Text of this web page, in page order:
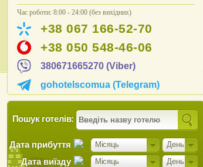
Час роботи: 8:00 - 24:00 (без вихідних)
+38 067 166-52-70
+38 050 548-46-06
380671665270 (Viber)
gohotelscomua (Telegram)
Пошук готелів:
Місяць День
Дата прибуття
Місяць День
Дата виїзду